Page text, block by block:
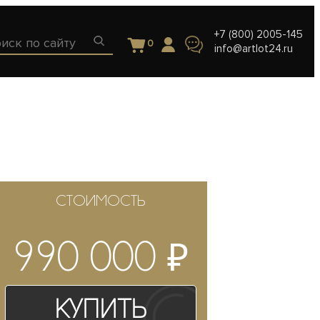
0
+7 (800) 2005-145
info@artlot24.ru
СТОИМОСТЬ
990 000 ₽
Купить